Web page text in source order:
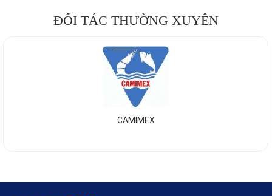
ĐỐI TÁC THƯỜNG XUYÊN
CAMIMEX